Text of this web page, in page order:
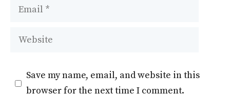
Email
Website
Save my name, email, and website in this
browser for the next time I comment.